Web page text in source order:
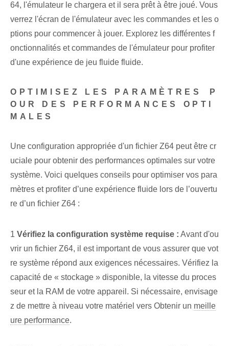
64, l'émulateur le chargera et il sera prêt à être joué. Vous
verrez l'écran de l'émulateur avec les commandes et les o
ptions pour commencer à jouer. Explorez les différentes ⁢f
onctionnalités et⁤ commandes de l'émulateur⁤ pour ⁤profiter
d'une expérience de jeu fluide⁣ fluide⁣.
OPTIMISEZ LES PARAMÈTRES⁤ P
OUR DES PERFORMANCES OPTI
MALES
Une configuration appropriée d'un fichier ⁢Z64 peut être⁤ cr
uciale pour obtenir des performances optimales sur votre⁢
système. Voici quelques conseils pour optimiser vos para
mètres et profiter d’une expérience fluide lors de l’ouvertu
re d’un fichier Z64 :
1 Vérifiez la configuration système requise : ⁢Avant d'ou
vrir un fichier Z64, il est important de vous assurer que vot
re système répond aux ⁢exigences nécessaires. Vérifiez la
capacité de « stockage » disponible,⁤ la vitesse du proces
seur et⁣ la RAM de votre appareil. Si nécessaire, envisage
z de mettre à niveau votre matériel vers ‌Obtenir un‌ meille
ure performance.